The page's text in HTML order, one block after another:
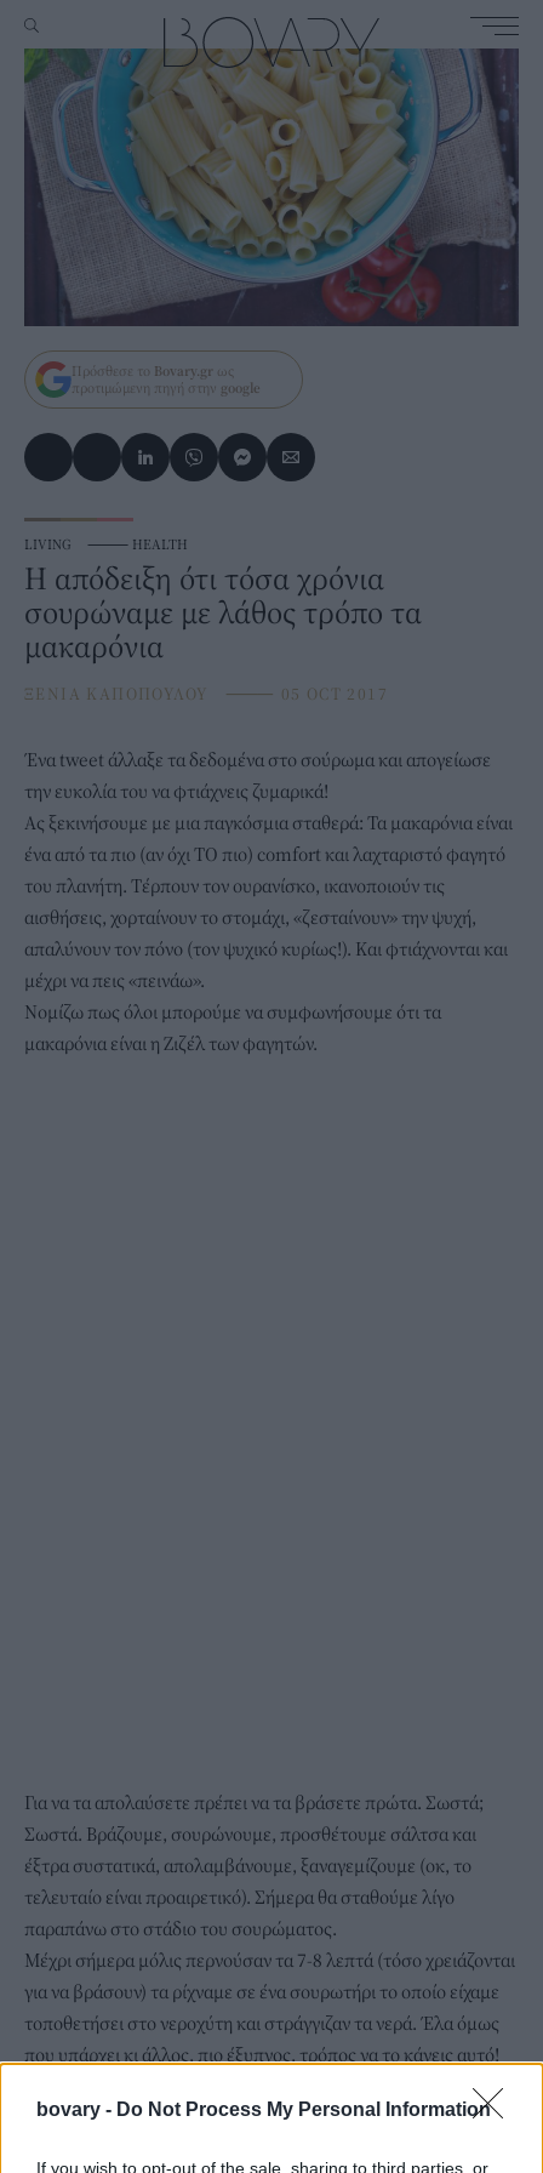
bovary - Do Not Process My Personal Information
If you wish to opt-out of the sale, sharing to third parties, or
Πρόσθεσε το Bovary.gr ως
προτιμώμενη πηγή στην google
LIVING ⸻ HEALTH
H απόδειξη ότι τόσα χρόνια
σουρώναμε με λάθος τρόπο τα
μακαρόνια
ΞΕΝΙΑ ΚΑΠΟΠΟΥΛΟΥ ⸻ 05 OCT 2017
Ένα tweet άλλαξε τα δεδομένα στο σούρωμα και απογείωσε
την ευκολία του να φτιάχνεις ζυμαρικά!
Ας ξεκινήσουμε με μια παγκόσμια σταθερά: Τα μακαρόνια είναι
ένα από τα πιο (αν όχι ΤΟ πιο) comfort και λαχταριστό φαγητό
του πλανήτη. Τέρπουν τον ουρανίσκο, ικανοποιούν τις
αισθήσεις, χορταίνουν το στομάχι, «ζεσταίνουν» την ψυχή,
απαλύνουν τον πόνο (τον ψυχικό κυρίως!). Και φτιάχνονται και
μέχρι να πεις «πεινάω».
Νομίζω πως όλοι μπορούμε να συμφωνήσουμε ότι τα
μακαρόνια είναι η Ζιζέλ των φαγητών.
Για να τα απολαύσετε πρέπει να τα βράσετε πρώτα. Σωστά;
Σωστά. Βράζουμε, σουρώνουμε, προσθέτουμε σάλτσα και
έξτρα συστατικά, απολαμβάνουμε, ξαναγεμίζουμε (οκ, το
τελευταίο είναι προαιρετικό). Σήμερα θα σταθούμε λίγο
παραπάνω στο στάδιο του σουρώματος.
Mέχρι σήμερα μόλις περνούσαν τα 7-8 λεπτά (τόσο χρειάζονται
για να βράσουν) τα ρίχναμε σε ένα σουρωτήρι το οποίο είχαμε
τοποθετήσει στο νεροχύτη και στράγγιζαν τα νερά. Έλα όμως
που υπάρχει κι άλλος, πιο έξυπνος, τρόπος να το κάνεις αυτό!